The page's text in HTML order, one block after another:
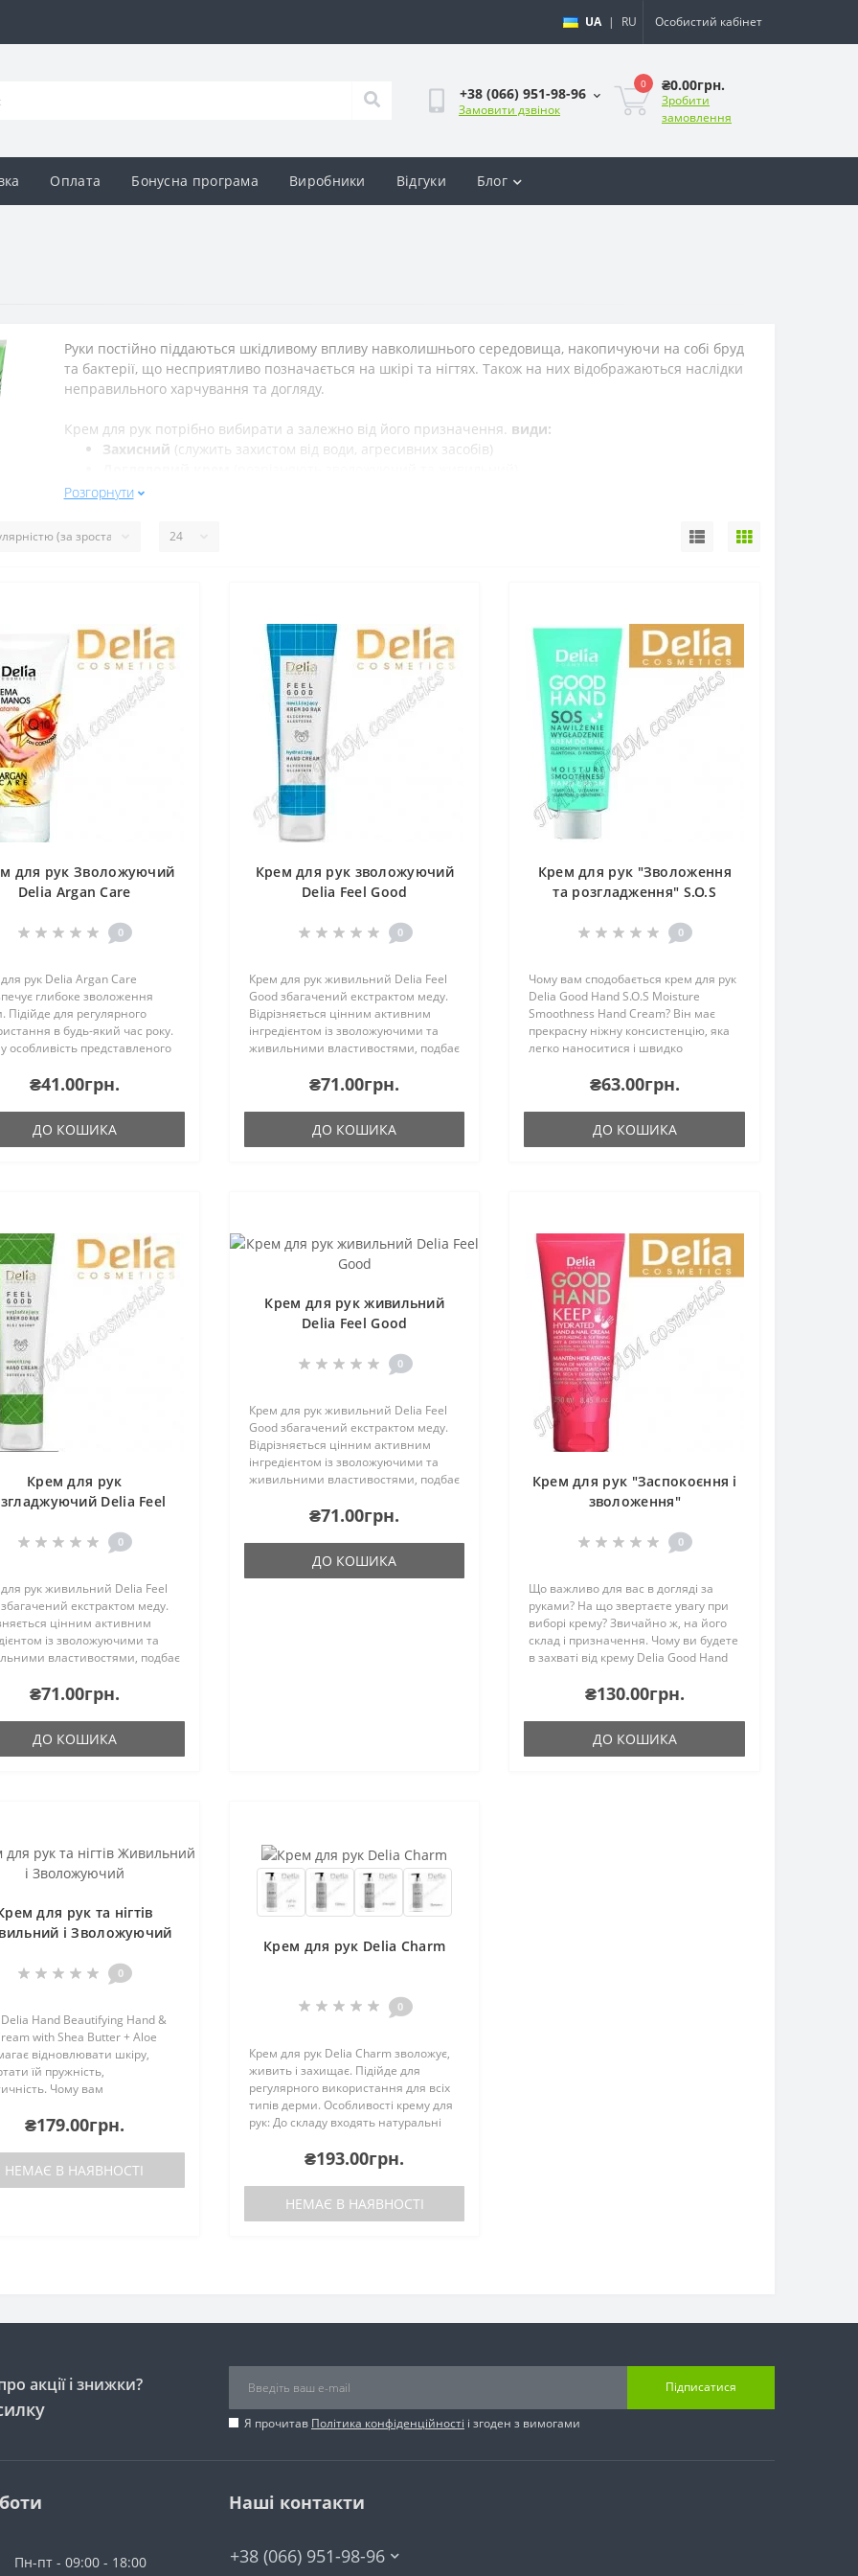
UA | RU Особистий кабінет
+38 (066) 951-98-96
Замовити дзвінок
0 ₴0.00грн.
Зробити
замовлення
Оплата Бонусна програма Виробники Відгуки Блог
Руки постійно піддаються шкідливому впливу навколишнього середовища, накопичуючи на собі бруд
та бактерії, що несприятливо позначається на шкірі та нігтях. Також на них відображаються наслідки
неправильного харчування та догляду.
Крем для рук потрібно вибирати а залежно від його призначення. види:
Захисний (служить захистом від води агресивних засобів)
Антивіковий
Розгорнути
для рук Зволожуючий
Delia Argan Care
0
рук Delia Argan Care
глибоке зволоження
Підійде для регулярного
в будь-який час року.
особливість представленого
повертаючи їй
₴41.00грн.
ДО КОШИКА
Крем для рук зволожуючий
Delia Feel Good
0
Крем для рук живильний Delia Feel
Good збагачений екстрактом меду.
Відрізняється цінним активним
інгредієнтом із зволожуючими та
живильними властивостями, подбає
зволоженою. Зручна ємність 100 мл..
₴71.00грн.
ДО КОШИКА
Крем для рук "Зволоження
та розгладження" S.O.S
0
Чому вам сподобається крем для рук
Delia Good Hand S.O.S Moisture
Smoothness Hand Cream? Він має
прекрасну ніжну консистенцію, яка
легко наноситися і швидко
зволоження, розгладження.До
складу входять живильні
мікроелементи, я..
₴63.00грн.
ДО КОШИКА
Крем для рук
Delia Feel
0
рук живильний Delia Feel
екстрактом меду.
цінним активним
із зволожуючими та
властивостями, подбає
Зручна ємність 100 мл..
₴71.00грн.
ДО КОШИКА
Крем для рук живильний
Delia Feel Good
0
Крем для рук живильний Delia Feel
Good збагачений екстрактом меду.
Відрізняється цінним активним
інгредієнтом із зволожуючими та
живильними властивостями, подбає
зволоженою. Зручна ємність 100 мл..
₴71.00грн.
ДО КОШИКА
Крем для рук "Заспокоєння і
зволоження"
0
Що важливо для вас в догляді за
руками? На що звертаєте увагу при
виборі крему? Звичайно ж, на його
склад і призначення. Чому ви будете
в захваті від крему Delia Good Hand
регулярного догляду за сухою
₴130.00грн.
ДО КОШИКА
для рук та нігтів
і Зволожуючий
0
Hand Beautifying Hand &
with Shea Butter + Aloe
відновлювати шкіру,
їй пружність,
Чому вам
ефективно піклуватися про
₴179.00грн.
НЕМАЄ В НАЯВНОСТІ
Крем для рук Delia Charm
0
Крем для рук Delia Charm зволожує,
живить і захищає. Підійде для
регулярного використання для всіх
типів дерми. Особливості крему для
рук: До складу входять натуральні
зволожують шкіру.Знімає
подразнення, прибирає луще..
₴193.00грн.
НЕМАЄ В НАЯВНОСТІ
акції і знижки? Підписатися
Я прочитав Політика конфіденційності і згоден з вимогами
Пн-пт - 09:00 - 18:00
Наші контакти
+38 (066) 951-98-96